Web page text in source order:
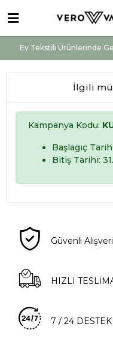
Ev Tekstili Ürünlerinde
İlgili
Kampanya Kodu:
Başlagıç
Bitiş Tarihi:
Güvenli
HIZLI
7 / 24 DESTEK